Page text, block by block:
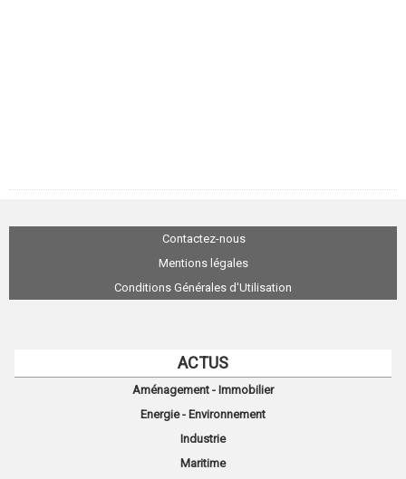
Contactez-nous
Mentions légales
Conditions Générales d'Utilisation
ACTUS
Aménagement - Immobilier
Energie - Environnement
Industrie
Maritime